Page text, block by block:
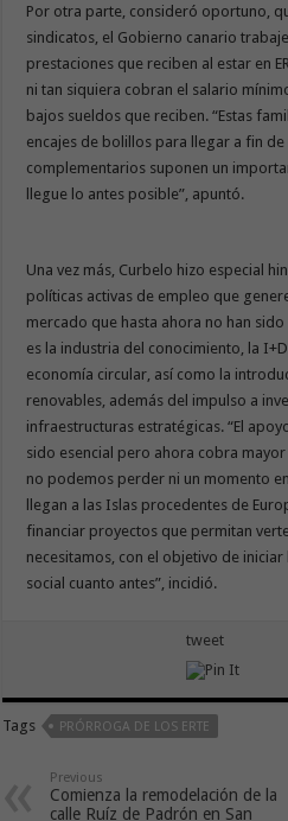
Por otra parte, consideró oportuno,
sindicatos, el Gobierno canario
prestaciones que reciben al estar en
ni tan siquiera cobran el salario
bajos sueldos que reciben. “Estas
encajes de bolillos para llegar a fin
complementarios suponen un
llegue lo antes posible”, apuntó.
Una vez más, Curbelo hizo especial
políticas activas de empleo que
mercado que hasta ahora no han
es la industria del conocimiento, la
economía circular, así como la
renovables, además del impulso a
infraestructuras estratégicas. “El
sido esencial pero ahora cobra
no podemos perder ni un momento
llegan a las Islas procedentes de
financiar proyectos que permitan
necesitamos, con el objetivo de
social cuanto antes”, incidió.
tweet
Tags PRÓRROGA DE LOS ERTE
Previous
Comienza la remodelación de la
calle Ruíz de Padrón en San